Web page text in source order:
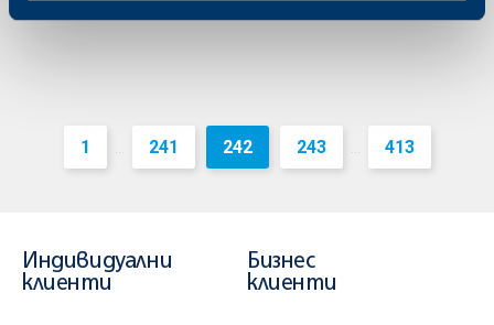
1 ... 241 242 243 ... 413
Индивидуални
клиенти
Бизнес
клиенти